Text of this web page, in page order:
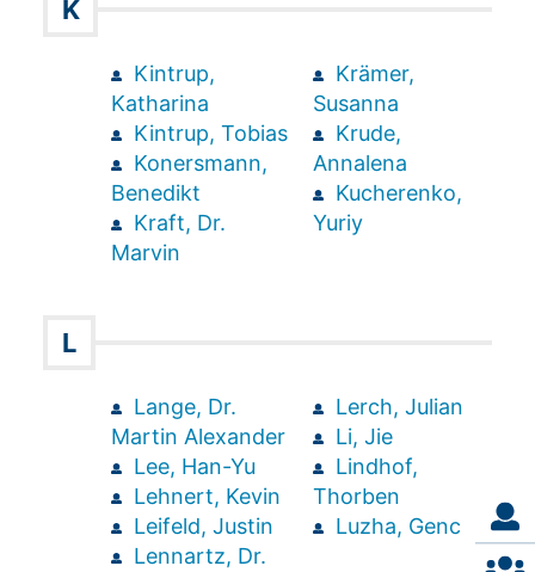
K
Kintrup,
Katharina
Kintrup, Tobias
Konersmann,
Benedikt
Kraft, Dr.
Marvin
Krämer,
Susanna
Krude,
Annalena
Kucherenko,
Yuriy
L
Lange, Dr.
Martin Alexander
Lee, Han-Yu
Lehnert, Kevin
Leifeld, Justin
Lennartz, Dr.
Lerch, Julian
Li, Jie
Lindhof,
Thorben
Luzha, Genc